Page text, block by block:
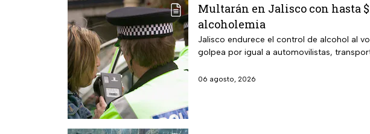
Multarán en Jalisco con hasta
alcoholemia
Jalisco endurece el control de alcohol al
golpea por igual a automovilistas,
06 agosto, 2026